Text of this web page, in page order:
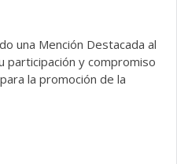
una Mención Destacada al
participación y compromiso
la promoción de la